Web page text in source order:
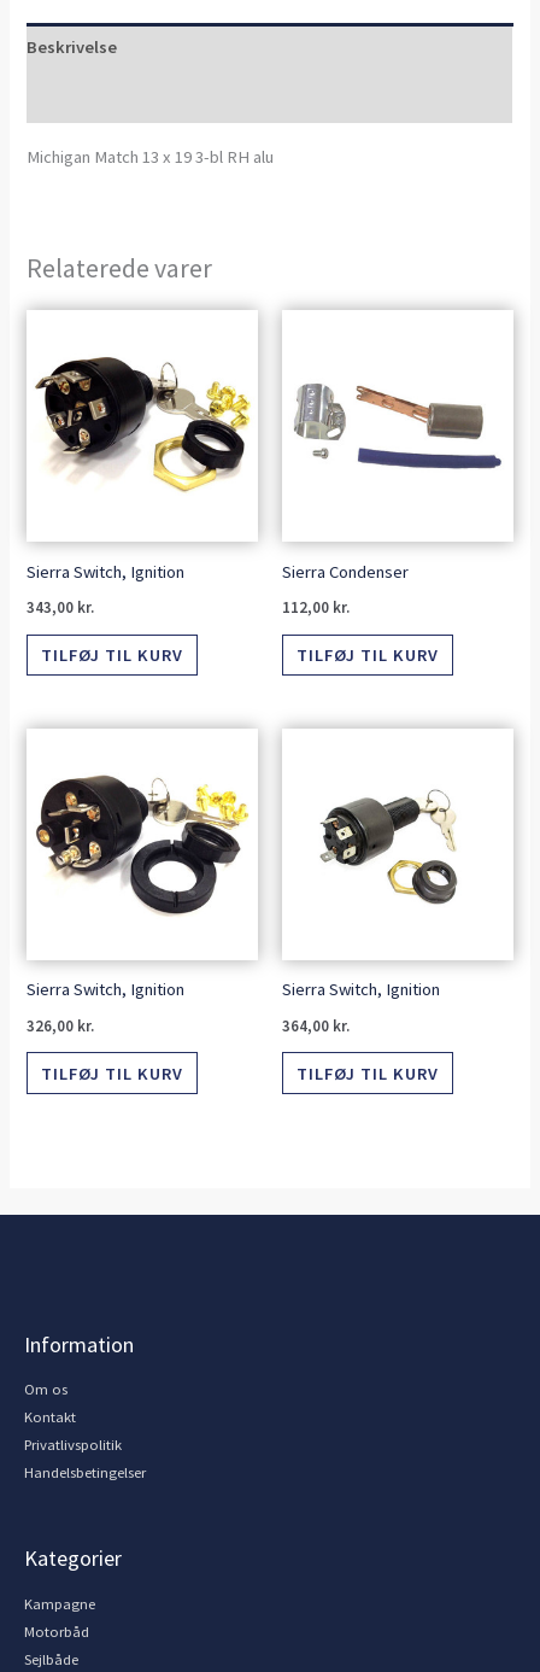
Beskrivelse
Michigan Match 13 x 19 3-bl RH alu
Relaterede varer
Sierra Switch, Ignition
343,00 kr.
TILFØJ TIL KURV
Sierra Condenser
112,00 kr.
TILFØJ TIL KURV
Sierra Switch, Ignition
326,00 kr.
TILFØJ TIL KURV
Sierra Switch, Ignition
364,00 kr.
TILFØJ TIL KURV
Information
Om os
Kontakt
Privatlivspolitik
Handelsbetingelser
Kategorier
Kampagne
Motorbåd
Sejlbåde